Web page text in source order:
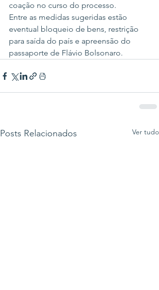
coação no curso do processo.
Entre as medidas sugeridas estão
eventual bloqueio de bens, restrição
para saída do país e apreensão do
passaporte de Flávio Bolsonaro.
Posts Relacionados Ver tudo